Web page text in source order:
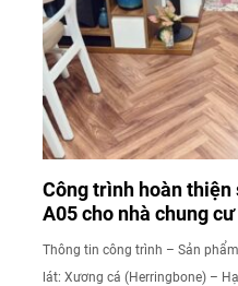
Công trình hoàn thiện
A05 cho nhà chung
Thông tin công trình – Sản
lát: Xương cá (Herringbone) –